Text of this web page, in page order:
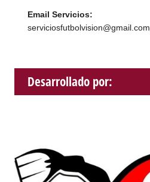
Email Servicios:
serviciosfutbolvision@gmail.com
Desarrollado por: